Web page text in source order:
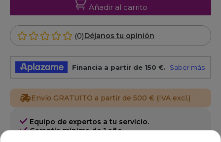
Añadir al carrito
(0)Déjanos tu opinión
Envío GRATUITO a partir de 500 € (IVA excl.)
Equipo de expertos a tu servicio.
Garantía mínima de 1 año.